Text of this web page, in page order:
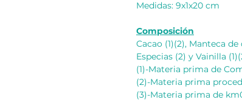
Medidas: 9x1x20 cm
Composición
Cacao (1)(2), Manteca de
Especias (2) y Vainilla
(1)-Materia prima de
(2)-Materia prima
(3)-Materia prima de